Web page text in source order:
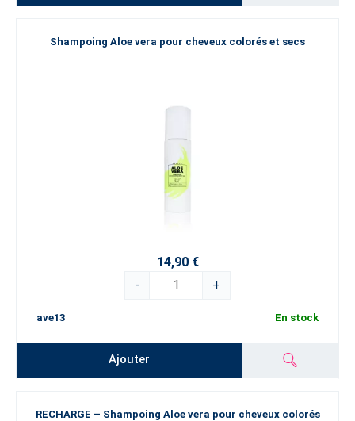
Shampoing Aloe vera pour cheveux colorés et secs
14,90 €
-
+
ave13 En stock
Ajouter
RECHARGE – Shampoing Aloe vera pour cheveux colorés